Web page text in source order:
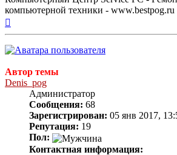
компьютерной техники - www.bestpog.ru
Автор темы
Denis_pog
Администратор
Сообщения: 68
Зарегистрирован: 05 янв 2017,
Репутация: 19
Пол:
Контактная информация: